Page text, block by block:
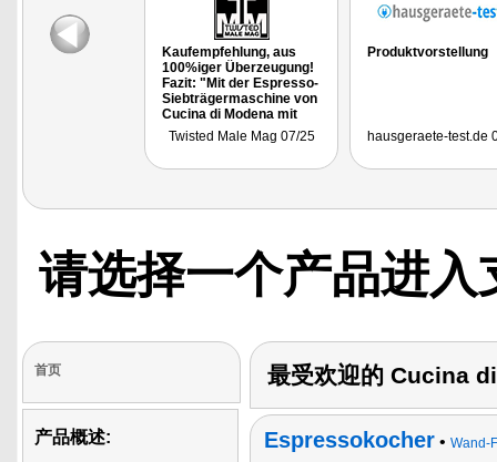
Kaufempfehlung, aus
100%iger Überzeugung!
Fazit: "Mit der Espresso-
Siebträgermaschine von
Cucina di Modena mit
Milchtank und
Milchaufschäumer kann
Kaffeespezialitäten
Flat White, einfachen
oder doppelten
Espresso, kaltgebrauten
Kaffee oder Americano.
Litern Kapazität kocht
man mehrere Tassen
ohne ständige nachfüllen
ersten Kaffee am
Morgen und für eine
Pause im Laufe des
Twisted Male Mag 07/25
Produktvorstellung
hausgeraete-test.de
请选择一个产品进入
首页
产品概述:
最受欢迎的 Cucina
Espressokocher• Wand-